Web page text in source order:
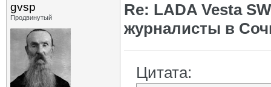
gvsp
Продвинутый
Re: LADA Vesta
журналисты в
Цитата: